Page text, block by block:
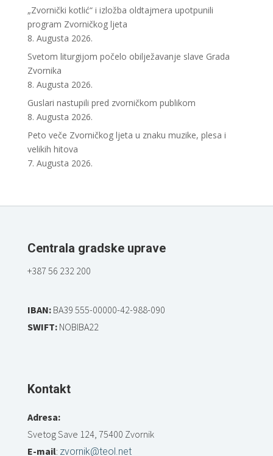
„Zvornički kotlić“ i izložba oldtajmera upotpunili
program Zvorničkog ljeta
8. Augusta 2026.
Svetom liturgijom počelo obilježavanje slave Grada
Zvornika
8. Augusta 2026.
Guslari nastupili pred zvorničkom publikom
8. Augusta 2026.
Peto veče Zvorničkog ljeta u znaku muzike, plesa i
velikih hitova
7. Augusta 2026.
Centrala gradske uprave
+387 56 232 200
IBAN:BA39 555-00000-42-988-090
SWIFT:NOBIBA22
Kontakt
Adresa:
Svetog Save 124, 75400 Zvornik
E-mail: zvornik@teol.net